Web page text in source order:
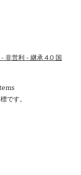
非営利 - 継承 4.0 国
です。